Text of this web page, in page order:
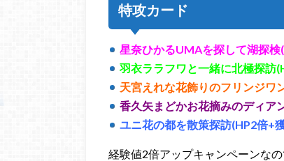
特攻カード
星奈ひかるUMAを探して湖探検
羽衣ララフワと一緒に北極探訪
天宮えれな花飾りのフリンジワ
香久矢まどかお花摘みのディア
ユニ花の都を散策探訪(HP2倍+
経験値2倍アップキャンペーンな